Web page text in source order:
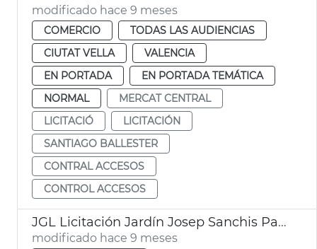
modificado hace 9 meses
COMERCIO
TODAS LAS AUDIENCIAS
CIUTAT VELLA
VALENCIA
EN PORTADA
EN PORTADA TEMÁTICA
NORMAL
MERCAT CENTRAL
LICITACIÓ
LICITACIÓN
SANTIAGO BALLESTER
CONTRAL ACCESOS
CONTROL ACCESOS
JGL Licitación Jardín Josep Sanchis Patraix
modificado hace 9 meses